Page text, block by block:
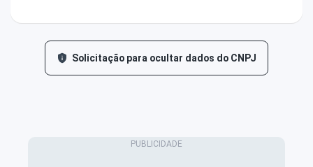
Solicitação para ocultar dados do CNPJ